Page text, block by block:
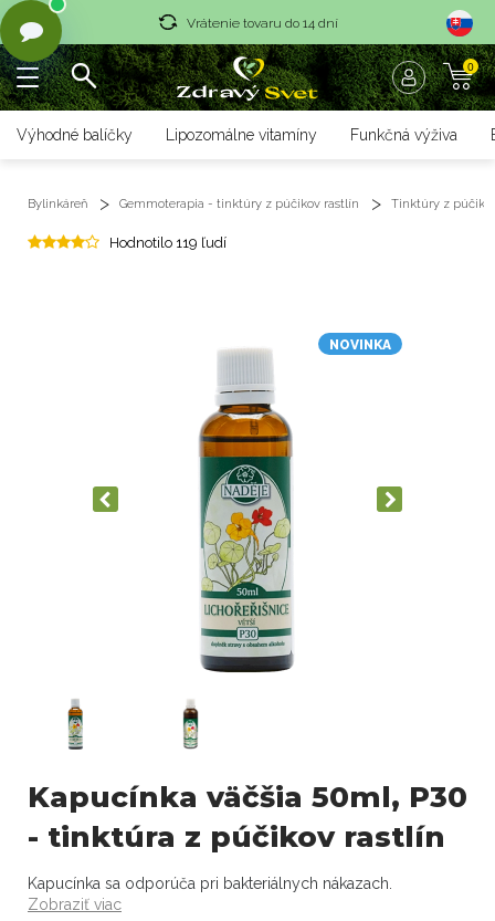
Vrátenie tovaru do 14 dní
Rýchle dodanie <36 hod
Rýchle dodanie <36 hod
0
Výhodné balíčky Lipozomálne vitamíny Funkčná výživa
Bylinkáreň Gemmoterapia - tinktúry z púčikov rastlín Tinktúry z
NOVINKA
Hodnotilo 119 ľudí
Kapucínka väčšia 50ml, P30
- tinktúra z púčikov rastlín
Kapucínka sa odporúča pri bakteriálnych nákazach.
Zobraziť viac